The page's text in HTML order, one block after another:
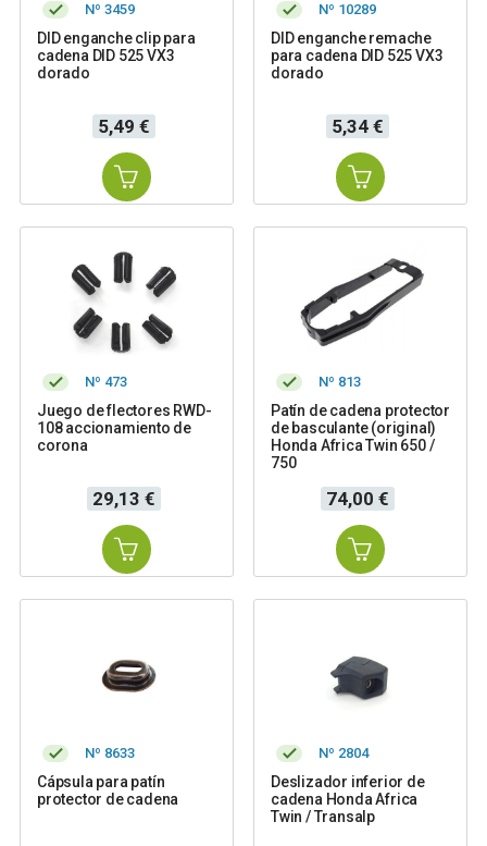
Nº 3459
DID enganche clip para
cadena DID 525 VX3
dorado
Precio
5,49 €
Nº 10289
DID enganche remache
para cadena DID 525 VX3
dorado
Precio
5,34 €
Nº 473
Juego de flectores RWD-
108 accionamiento de
corona
Precio
29,13 €
Nº 813
Patín de cadena protector
de basculante (original)
Honda Africa Twin 650 /
750
Precio
74,00 €
Nº 8633
Cápsula para patín
protector de cadena
Nº 2804
Deslizador inferior de
cadena Honda Africa
Twin / Transalp